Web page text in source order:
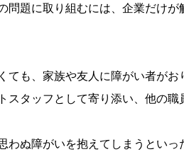
問題に取り組むには、企業だけ
ても、家族や友人に障がい者が
スタッフとして寄り添い、他の
わぬ障がいを抱えてしまうとい